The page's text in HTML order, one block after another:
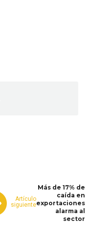
Artículo
siguiente
Más de 17% de
caída en
exportaciones
alarma al
sector